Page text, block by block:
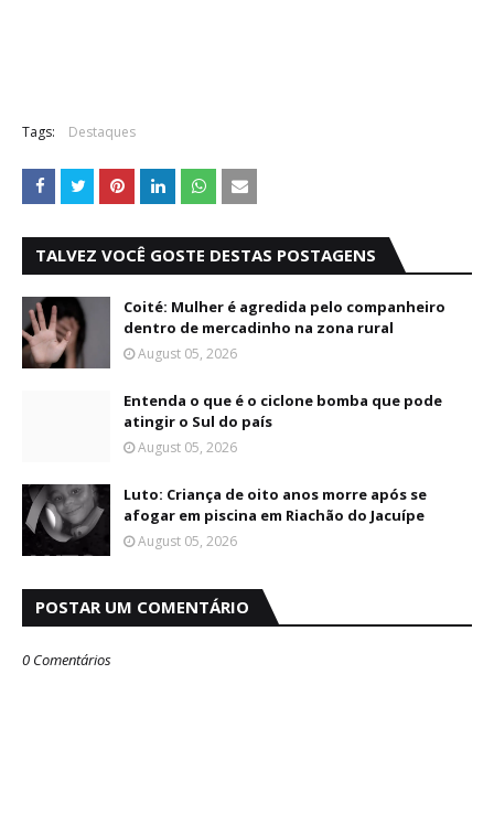
Tags: Destaques
TALVEZ VOCÊ GOSTE DESTAS POSTAGENS
Coité: Mulher é agredida pelo companheiro
dentro de mercadinho na zona rural
August 05, 2026
Entenda o que é o ciclone bomba que pode
atingir o Sul do país
August 05, 2026
Luto: Criança de oito anos morre após se
afogar em piscina em Riachão do Jacuípe
August 05, 2026
POSTAR UM COMENTÁRIO
0 Comentários